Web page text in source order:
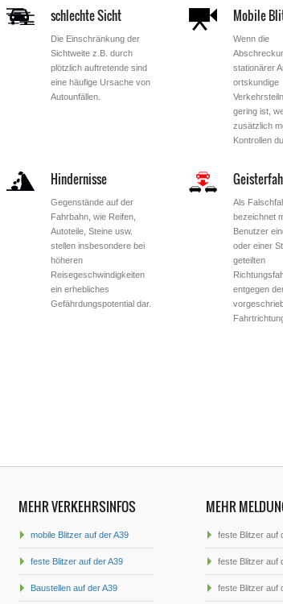
schlechte Sicht
Die Einschränkung der
Sichtweite z.B. durch
plötzlich auftretende sind
eine häufige Ursache von
Autounfällen.
Mobile
Wenn die
stationärer
ortskundige
gering ist,
zusätzlich
Kontrollen
Hindernisse
Gegenstände auf der
Fahrbahn, wie Reifen,
Autoteile, Steine usw.
stellen insbesondere bei
höheren
Reisegeschwindigkeiten
ein erhebliches
Gefährdungspotential dar.
Als
bezeichnet
Benutzer
oder einer
geteilten
entgegen
MEHR VERKEHRSINFOS
mobile Blitzer auf der A39
feste Blitzer auf der A39
Baustellen auf der A39
MEHR
feste Blitzer auf
feste Blitzer auf
feste Blitzer auf